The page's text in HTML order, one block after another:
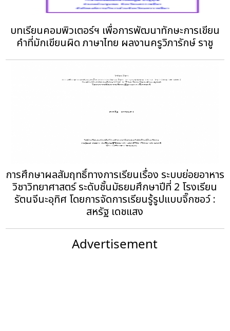
บทเรียนคอมพิวเตอร์ฯ เพื่อการพัฒนาทักษะการเขียน
คำที่มักเขียนผิด ภาษาไทย ผลงานครูวิภารักษ์ ราชู
การศึกษาผลสัมฤทธิ์ทางการเรียนเรื่อง ระบบย่อยอาหาร
วิชาวิทยาศาสตร์ ระดับชั้นมัธยมศึกษาปีที่ 2 โรงเรียน
รัตนจีนะอุทิศ โดยการจัดการเรียนรู้รูปแบบจิ๊กซอว์ :
สหรัฐ เดชแสง
Advertisement